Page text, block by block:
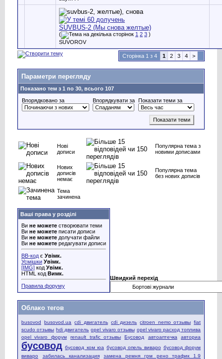
SUVBUS-2 (Мы снова желтые)
( 1 2 3 )
SUVOROV
Сторінка 1 з 4 1 2 3 4 >
Параметри перегляду
Показано тем з 1 по 30, всього 107
Впорядковано за
Впорядкувати за Показати теми за
Нові
дописи
Популярна тема з
новими дописами
Нових
дописів
немає
Популярна тема
без нових дописів
Тема
зачинена
Ваші права у розділі
Ви не можете створювати теми
Ви не можете писати дописи
Ви не можете долучати файли
Ви не можете редагувати дописи
BB-код є Увімк.
Усмішки Увімк.
[IMG] код Увімк.
HTML код Вимк.
Правила форуму
Швидкий перехід
Облако тегов
busovod busovod.ua cdi двигатель cdi дизель citroen nemo отзывы fiat
scudo отзывы hdi двигатель opel vivaro отзывы opel vivaro расход топлива
opel vivaro форум
renault trafic отзывы Бусовод автоаптечка авториа
бусовод бусовод ком юа бусовод опель виваро бусовод форум
виваро
забилась канализация замена ремня грм рено трафик 1.9